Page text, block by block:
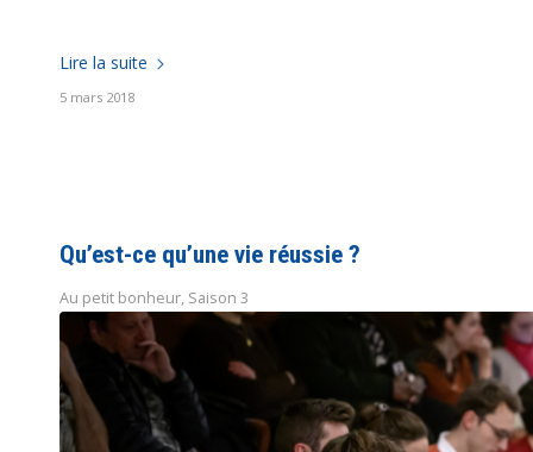
Lire la suite
5 mars 2018
Qu’est-ce qu’une vie réussie ?
Au petit bonheur, Saison 3